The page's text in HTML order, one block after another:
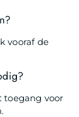
vooraf de
toegang voor